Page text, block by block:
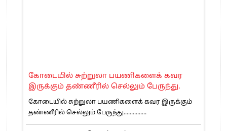
கோடையில் சுற்றுலா பயணிகளைக் கவர
இருக்கும் தண்ணீரில் செல்லும் பேருந்து.
கோடையில் சுற்றுலா பயணிகளைக் கவர இருக்கும்
தண்ணீரில் செல்லும் பேருந்து...............